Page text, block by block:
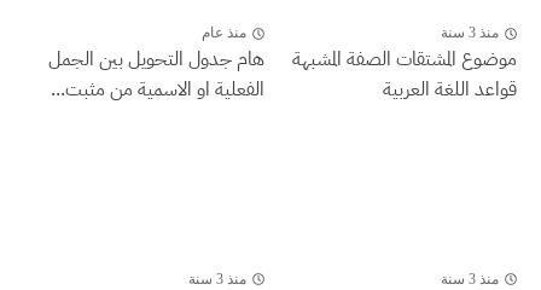
منذ 3 سنة
موضوع المشتقات الصفة المشبهة
قواعد اللغة العربية
منذ عام
هام جدول التحويل بين الجمل
الفعلية او الاسمية من مثبت...
منذ 3 سنة منذ 3 سنة